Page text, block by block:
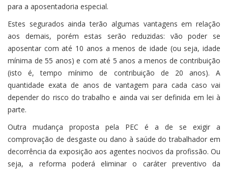
para a aposentadoria especial.
Estes segurados ainda terão algumas vantagens em relação
aos demais, porém estas serão reduzidas: vão poder se
aposentar com até 10 anos a menos de idade (ou seja, idade
mínima de 55 anos) e com até 5 anos a menos de contribuição
(isto é, tempo mínimo de contribuição de 20 anos). A
quantidade exata de anos de vantagem para cada caso vai
depender do risco do trabalho e ainda vai ser definida em lei à
parte.
Outra mudança proposta pela PEC é a de se exigir a
comprovação de desgaste ou dano à saúde do trabalhador em
decorrência da exposição aos agentes nocivos da profissão. Ou
seja, a reforma poderá eliminar o caráter preventivo da